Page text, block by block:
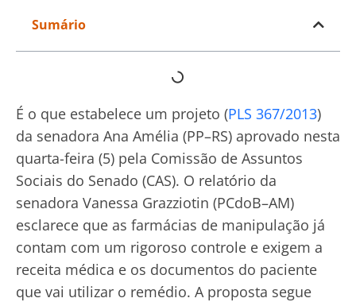
Sumário
É o que estabelece um projeto (PLS 367/2013)
da senadora Ana Amélia (PP–RS) aprovado nesta
quarta-feira (5) pela Comissão de Assuntos
Sociais do Senado (CAS). O relatório da
senadora Vanessa Grazziotin (PCdoB–AM)
esclarece que as farmácias de manipulação já
contam com um rigoroso controle e exigem a
receita médica e os documentos do paciente
que vai utilizar o remédio. A proposta segue